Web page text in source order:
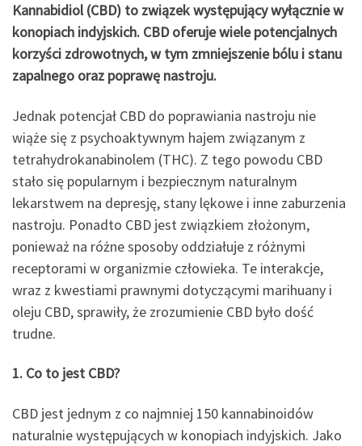
Kannabidiol (CBD) to związek występujący wyłącznie w
konopiach indyjskich. CBD oferuje wiele potencjalnych
korzyści zdrowotnych, w tym zmniejszenie bólu i stanu
zapalnego oraz poprawę nastroju.
Jednak potencjał CBD do poprawiania nastroju nie
wiąże się z psychoaktywnym hajem związanym z
tetrahydrokanabinolem (THC). Z tego powodu CBD
stało się popularnym i bezpiecznym naturalnym
lekarstwem na depresję, stany lękowe i inne zaburzenia
nastroju. Ponadto CBD jest związkiem złożonym,
ponieważ na różne sposoby oddziałuje z różnymi
receptorami w organizmie człowieka. Te interakcje,
wraz z kwestiami prawnymi dotyczącymi marihuany i
oleju CBD, sprawiły, że zrozumienie CBD było dość
trudne.
1. Co to jest CBD?
CBD jest jednym z co najmniej 150 kannabinoidów
naturalnie występujących w konopiach indyjskich. Jako